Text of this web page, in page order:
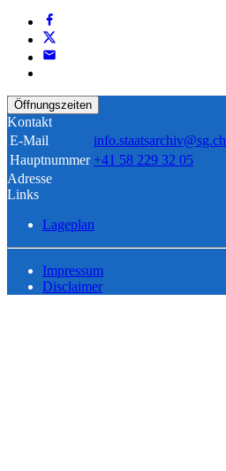
Öffnungszeiten
Kontakt
E-Mail
info.staatsarchiv@sg.ch
Hauptnummer +41 58 229 32 05
Adresse
Links
Lageplan
Impressum
Disclaimer